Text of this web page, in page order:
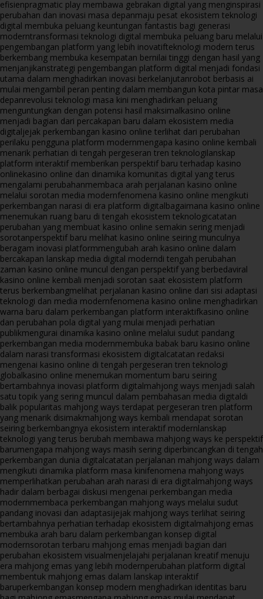
efisienpragmatic play membawa gebrakan digital yang menginspirasi
perubahan dan inovasi masa depanmaju pesat ekosistem teknologi
digital membuka peluang keuntungan fantastis bagi generasi
moderntransformasi teknologi digital membuka peluang baru melalui
pengembangan platform yang lebih inovatifteknologi modern terus
berkembang membuka kesempatan bernilai tinggi dengan hasil yang
menjanjikanstrategi pengembangan platform digital menjadi fondasi
utama dalam menghadirkan inovasi berkelanjutanrobot berbasis ai
mulai mengambil peran penting dalam membangun kota pintar masa
depanrevolusi teknologi masa kini menghadirkan peluang
menguntungkan dengan potensi hasil maksimalkasino online
menjadi bagian dari percakapan baru dalam ekosistem media
digitaljejak perkembangan kasino online terlihat dari perubahan
perilaku pengguna platform modernmengapa kasino online kembali
menarik perhatian di tengah pergeseran tren teknologilanskap
platform interaktif memberikan perspektif baru terhadap kasino
onlinekasino online dan dinamika komunitas digital yang terus
mengalami perubahanmembaca arah perjalanan kasino online
melalui sorotan media modernfenomena kasino online mengikuti
perkembangan narasi di era platform digitalbagaimana kasino online
menemukan ruang baru di tengah ekosistem teknologicatatan
perubahan yang membuat kasino online semakin sering menjadi
sorotanperspektif baru melihat kasino online seiring munculnya
beragam inovasi platformmengubah arah kasino online dalam
bercakapan lanskap media digital moderndi tengah perubahan
zaman kasino online muncul dengan perspektif yang berbedaviral
kasino online kembali menjadi sorotan saat ekosistem platform
terus berkembangmelihat perjalanan kasino online dari sisi adaptasi
teknologi dan media modernfenomena kasino online menghadirkan
warna baru dalam perkembangan platform interaktifkasino online
dan perubahan pola digital yang mulai menjadi perhatian
publikmengurai dinamika kasino online melalui sudut pandang
perkembangan media modernmembuka babak baru kasino online
dalam narasi transformasi ekosistem digitalcatatan redaksi
mengenai kasino online di tengah pergeseran tren teknologi
globalkasino online menemukan momentum baru seiring
bertambahnya inovasi platform digitalmahjong ways menjadi salah
satu topik yang sering muncul dalam pembahasan media digitaldi
balik popularitas mahjong ways terdapat pergeseran tren platform
yang menarik disimakmahjong ways kembali mendapat sorotan
seiring berkembangnya ekosistem interaktif modernlanskap
teknologi yang terus berubah membawa mahjong ways ke perspektif
barumengapa mahjong ways masih sering diperbincangkan di tengah
perkembangan dunia digitalcatatan perjalanan mahjong ways dalam
mengikuti dinamika platform masa kinifenomena mahjong ways
memperlihatkan perubahan arah narasi di era digitalmahjong ways
hadir dalam berbagai diskusi mengenai perkembangan media
modernmembaca perkembangan mahjong ways melalui sudut
pandang inovasi dan adaptasijejak mahjong ways terlihat seiring
bertambahnya perhatian terhadap ekosistem digitalmahjong emas
membuka arah baru dalam perkembangan konsep digital
modernsorotan terbaru mahjong emas menjadi bagian dari
perubahan ekosistem visualmenjelajahi perjalanan kreatif menuju
era mahjong emas yang lebih modernperubahan platform digital
membentuk mahjong emas dalam lanskap interaktif
baruperkembangan konsep modern menghadirkan identitas baru